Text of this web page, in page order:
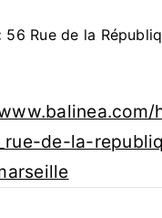
56 Rue de la
de-la-